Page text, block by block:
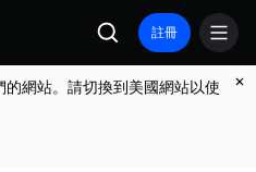
註冊
網站。請切換到美國網站以使